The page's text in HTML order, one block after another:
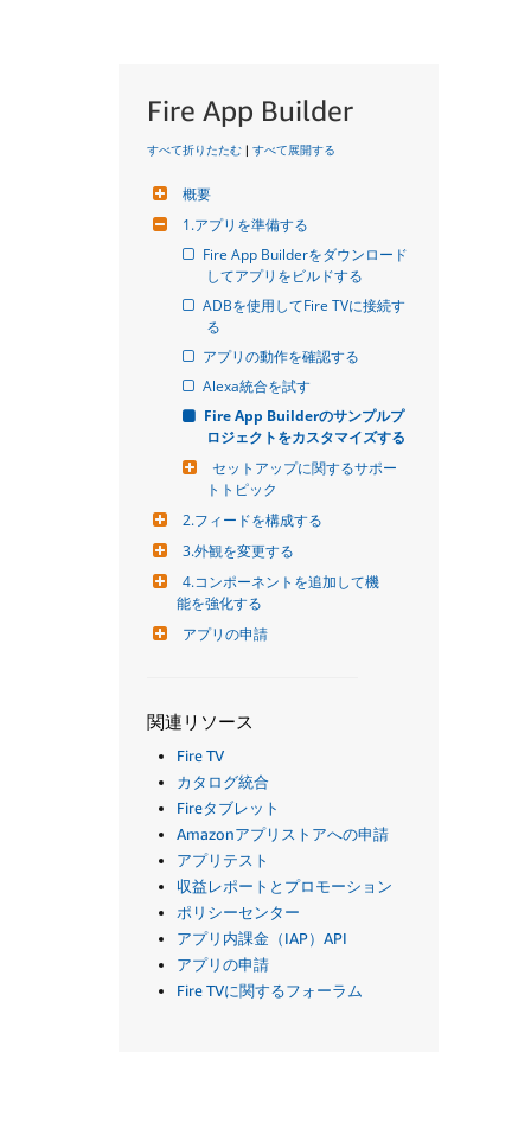
Fire App Builder
すべて折りたたむ | すべて展開する
概要
1.アプリを準備する
Fire App Builderをダウンロード
してアプリをビルドする
ADBを使用してFire TVに接続す
る
アプリの動作を確認する
Alexa統合を試す
Fire App Builderのサンプルプ
ロジェクトをカスタマイズする
セットアップに関するサポー
トトピック
2.フィードを構成する
3.外観を変更する
4.コンポーネントを追加して機
能を強化する
アプリの申請
関連リソース
Fire TV
カタログ統合
Fireタブレット
Amazonアプリストアへの申請
アプリテスト
収益レポートとプロモーション
ポリシーセンター
アプリ内課金（IAP）API
アプリの申請
Fire TVに関するフォーラム